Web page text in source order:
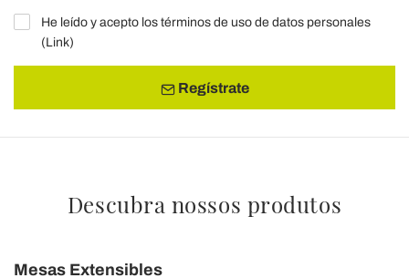
He leído y acepto los términos de uso de datos personales
(Link)
Regístrate
Descubra nossos produtos
Mesas Extensibles